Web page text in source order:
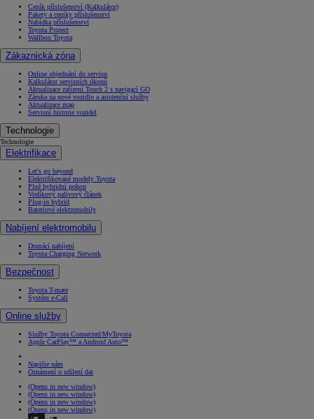
Ceník příslušenství (Kalkulátor)
Pakety a ceníky příslušenství
Nabídka příslušenství
Toyota Protect
Wallbox Toyota
Zákaznická zóna
Online objednání do servisu
Kalkulátor servisních úkonů
Aktualizace zařízení Touch 2 s navigací GO
Záruka na nové vozidlo a asistenční služby
Aktualizace map
Servisní historie vozidel
Technologie
Technologie
Elektrifikace
Let's go beyond
Elektrifikované modely Toyota
Plně hybridní pohon
Vodíkový palivový článek
Plug-in hybrid
Bateriové elektromobily
Nabíjení elektromobilu
Domácí nabíjení
Toyota Charging Network
Bezpečnost
Toyota T-mate
Systém e-Call
Online služby
Služby Toyota Connected/MyToyota
Apple CarPlay™ a Android Auto™
Napište nám
Oznámení o sdílení dat
(Opens in new window)
(Opens in new window)
(Opens in new window)
(Opens in new window)